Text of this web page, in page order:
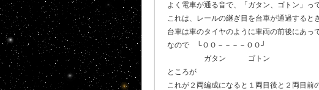
よく電車が通る音で、「ガタン、ゴトン」っ
これは、レールの継ぎ目を台車が通過すると
台車は車のタイヤのように車両の前後にあっ
なので └ＯＯ－－－－ＯＯ┘
ガタン ゴトン
ところが
これが２両編成になると１両目後と２両目前